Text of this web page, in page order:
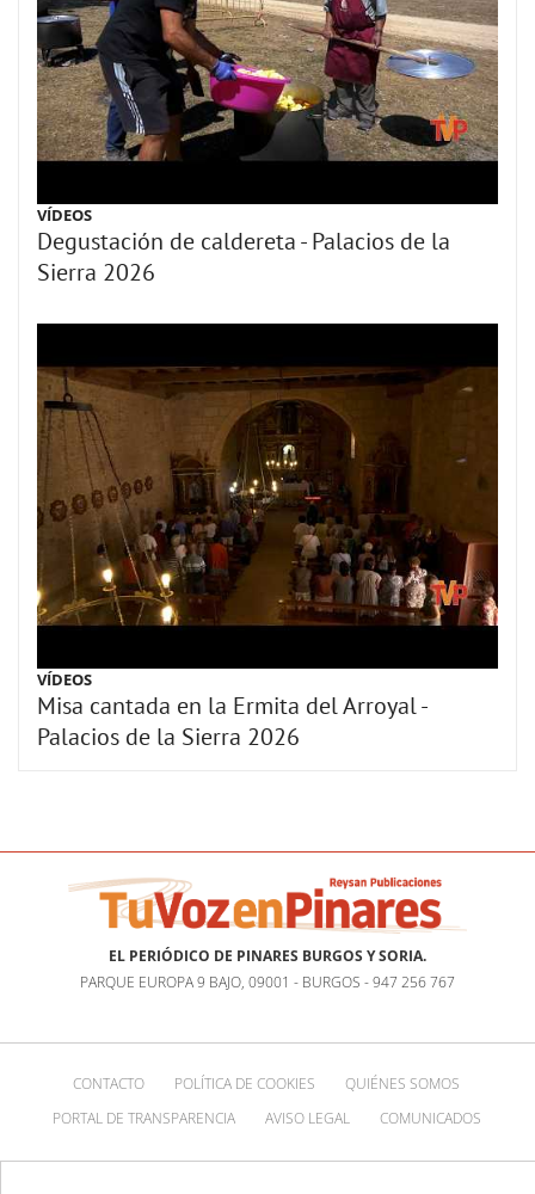
VÍDEOS
Degustación de caldereta - Palacios de la
Sierra 2026
VÍDEOS
Misa cantada en la Ermita del Arroyal -
Palacios de la Sierra 2026
EL PERIÓDICO DE PINARES BURGOS Y SORIA.
PARQUE EUROPA 9 BAJO, 09001 - BURGOS - 947 256 767
CONTACTO POLÍTICA DE COOKIES
QUIÉNES SOMOS
PORTAL DE TRANSPARENCIA
AVISO LEGAL COMUNICADOS